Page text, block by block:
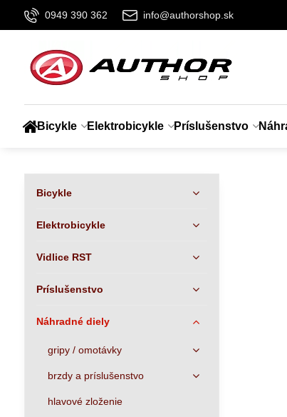
0949 390 362 info@authorshop.sk
Bicykle Elektrobicykle Príslušenstvo
Bicykle
Elektrobicykle
Vidlice RST
Príslušenstvo
Náhradné diely
gripy / omotávky
brzdy a príslušenstvo
hlavové zloženie